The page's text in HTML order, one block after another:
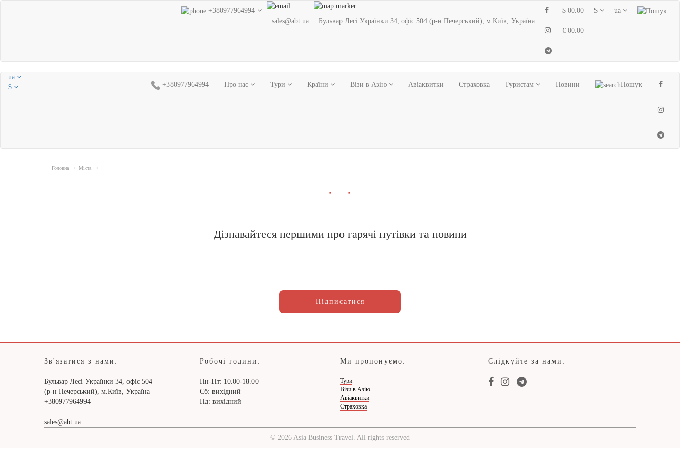
+380977964994
sales@abt.ua
Бульвар Лесі Українки 34, офіс 504 (р-н Печерський), м.Київ, Україна
$ 00.00
€ 00.00
$ ua
ua
$
+380977964994 Про нас Тури Країни Візи в Азію Авіаквитки Страховка Туристам Новини Пошук
Головна Міста
■ ■
Дізнавайтеся першими про гарячі путівки та новини
Підписатися
Зв'язатися з нами:
Бульвар Лесі Українки 34, офіс 504
(р-н Печерський), м.Київ, Україна
+380977964994
sales@abt.ua
Робочі години:
Пн-Пт: 10.00-18.00
Сб: вихідний
Нд: вихідний
Ми пропонуємо:
Тури
Візи в Азію
Авіаквитки
Страховка
Слідкуйте за нами:
© 2026 Asia Business Travel. All rights reserved